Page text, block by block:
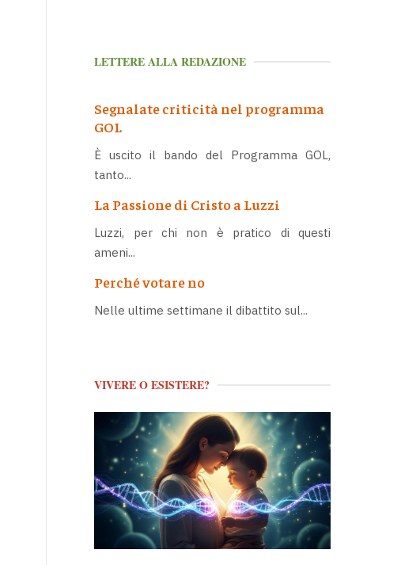
LETTERE ALLA REDAZIONE
Segnalate criticità nel programma
GOL
È uscito il bando del Programma GOL,
tanto...
La Passione di Cristo a Luzzi
Luzzi, per chi non è pratico di questi
ameni...
Perché votare no
Nelle ultime settimane il dibattito sul...
VIVERE O ESISTERE?